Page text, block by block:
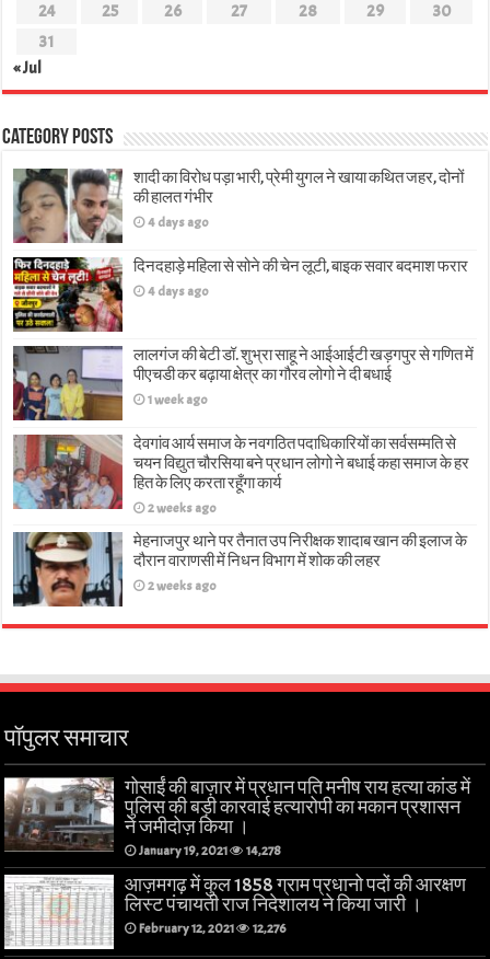
24
25 26 27 28 29
30
31
« Jul
Category Posts
शादी का विरोध पड़ा भारी, प्रेमी युगल ने खाया कथित जहर, दोनों
की हालत गंभीर
4 days ago
दिनदहाड़े महिला से सोने की चेन लूटी, बाइक सवार बदमाश फरार
4 days ago
लालगंज की बेटी डॉ. शुभ्रा साहू ने आईआईटी खड़गपुर से गणित में
पीएचडी कर बढ़ाया क्षेत्र का गौरव लोगो ने दी बधाई
1 week ago
देवगांव आर्य समाज के नवगठित पदाधिकारियों का सर्वसम्मति से
चयन विद्युत चौरसिया बने प्रधान लोगो ने बधाई कहा समाज के हर
हित के लिए करता रहूँगा कार्य
2 weeks ago
मेहनाजपुर थाने पर तैनात उप निरीक्षक शादाब खान की इलाज के
दौरान वाराणसी में निधन विभाग में शोक की लहर
2 weeks ago
पॉपुलर समाचार
गोसाईं की बाज़ार में प्रधान पति मनीष राय हत्या कांड में
पुलिस की बड़ी कारवाई हत्यारोपी का मकान प्रशासन
ने जमीदोज़ किया ।
January 19, 2021 14,278
आज़मगढ़ में कुल 1858 ग्राम प्रधानो पदों की आरक्षण
लिस्ट पंचायती राज निदेशालय ने किया जारी ।
February 12, 2021 12,276